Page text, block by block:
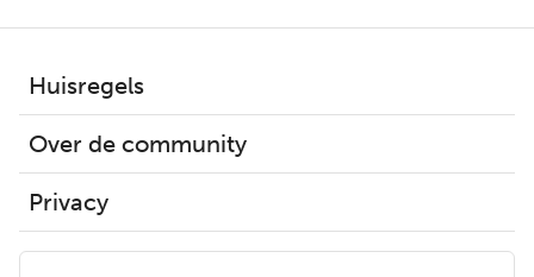
Huisregels
Over de community
Privacy